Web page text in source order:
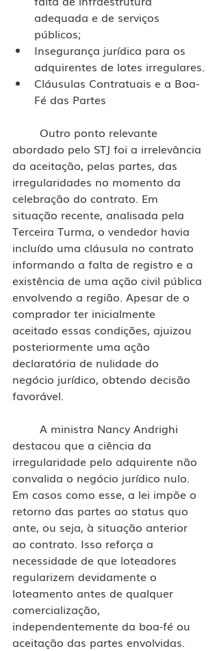
adequada e de serviços
públicos;
Insegurança jurídica para os
adquirentes de lotes irregulares.
Cláusulas Contratuais e a Boa-
Fé das Partes
abordado pelo STJ foi a irrelevância
da aceitação, pelas partes, das
irregularidades no momento da
celebração do contrato. Em
situação recente, analisada pela
Terceira Turma, o vendedor havia
incluído uma cláusula no contrato
informando a falta de registro e a
existência de uma ação civil pública
envolvendo a região. Apesar de o
comprador ter inicialmente
aceitado essas condições, ajuizou
posteriormente uma ação
declaratória de nulidade do
negócio jurídico, obtendo decisão
favorável.
destacou que a ciência da
irregularidade pelo adquirente não
convalida o negócio jurídico nulo.
Em casos como esse, a lei impõe o
retorno das partes ao status quo
ante, ou seja, à situação anterior
ao contrato. Isso reforça a
necessidade de que loteadores
regularizem devidamente o
loteamento antes de qualquer
comercialização,
independentemente da boa-fé ou
aceitação das partes envolvidas.